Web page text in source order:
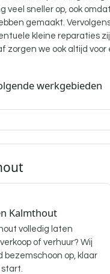
veel sneller op, ook
gemaakt.
kleine reparaties
zorgen we ook altijd
werkgebieden
Kalmthout
volledig laten
of verhuur? Wij
bezemschoon op, klaar
start.